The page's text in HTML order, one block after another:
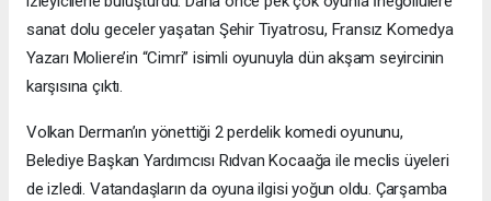
sanat dolu geceler yaşatan Şehir Tiyatrosu, Fransız Komedya
Yazarı Moliere’in “Cimri” isimli oyunuyla dün akşam seyircinin
karşısına çıktı.
Volkan Derman’ın yönettiği 2 perdelik komedi oyununu,
Belediye Başkan Yardımcısı Rıdvan Kocaağa ile meclis üyeleri
de izledi. Vatandaşların da oyuna ilgisi yoğun oldu. Çarşamba